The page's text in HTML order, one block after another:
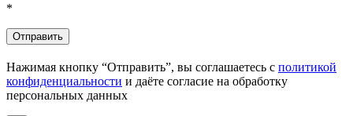
*
Нажимая кнопку “Отправить”, вы соглашаетесь с политикой
конфиденциальности и даёте согласие на обработку
персональных данных